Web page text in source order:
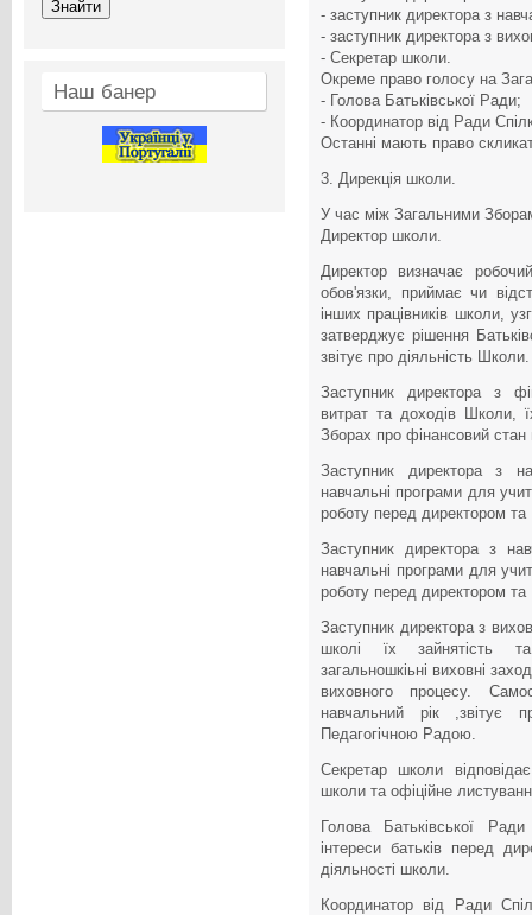
Наш банер
- заступник директора з
- заступник директора з
- Секретар школи.
Окреме право голосу на
- Голова Батьківської Ради;
- Координатор від Ради
Останні мають право
3. Дирекція школи.
У час між Загальними
Директор школи.
Директор визначає
обов'язки, приймає чи
інших працівників школи,
затверджує рішення
звітує про діяльність Школи.
Заступник директора з
витрат та доходів Школи,
Зборах про фінансовий стан
Заступник директора з
навчальні програми для
роботу перед директором
Заступник директора з
навчальні програми для
роботу перед директором
Заступник директора з
школі їх зайнятість та
загальношкіьні виховні
виховного процесу.
навчальний рік
Педагогічною Радою.
Секретар школи
школи та офіційне
Голова Батьківської
інтереси батьків перед
діяльності школи.
Координатор від Ради